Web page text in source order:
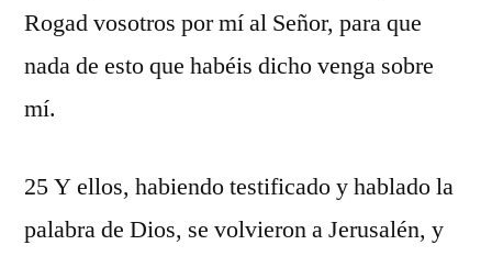
Rogad vosotros por mí al Señor, para que
nada de esto que habéis dicho venga sobre
mí.
25 Y ellos, habiendo testificado y hablado la
palabra de Dios, se volvieron a Jerusalén, y